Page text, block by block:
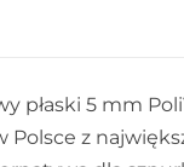
płaski 5 mm
z